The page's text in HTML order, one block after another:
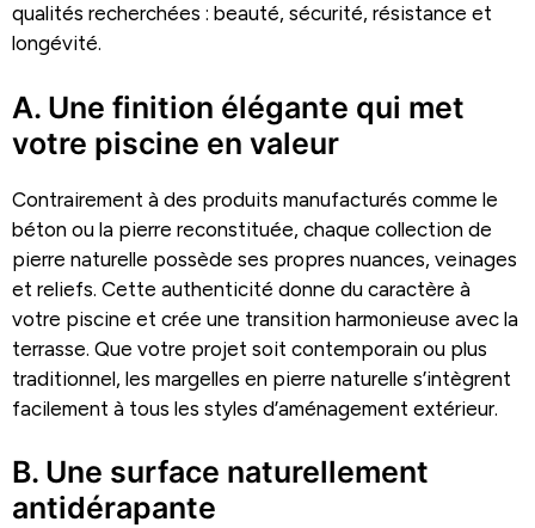
qualités recherchées : beauté, sécurité, résistance et
longévité.
A. Une finition élégante qui met
votre piscine en valeur
Contrairement à des produits manufacturés comme le
béton ou la pierre reconstituée, chaque collection de
pierre naturelle possède ses propres nuances, veinages
et reliefs. Cette authenticité donne du caractère à
votre piscine et crée une transition harmonieuse avec la
terrasse. Que votre projet soit contemporain ou plus
traditionnel, les margelles en pierre naturelle s’intègrent
facilement à tous les styles d’aménagement extérieur.
B. Une surface naturellement
antidérapante